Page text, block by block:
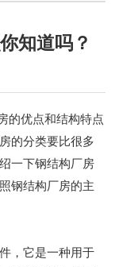
知道吗？
的优点和结构特点
的分类要比很多
一下钢结构厂房
钢结构厂房的主
，它是一种用于